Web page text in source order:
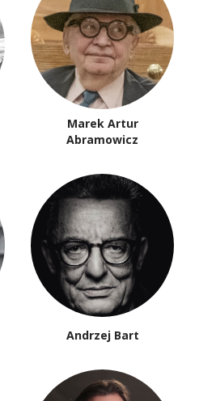
Marek Artur
Abramowicz
Andrzej Bart